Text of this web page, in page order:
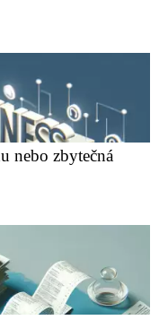
nebo zbytečná